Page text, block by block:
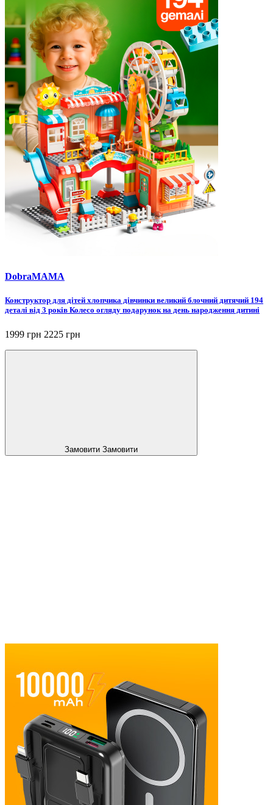
DobraMAMA
Конструктор для дітей хлопчика дівчинки великий блочний дитячий 194
деталі від 3 років Колесо огляду подарунок на день народження дитині
1999 грн 2225 грн
Замовити Замовити